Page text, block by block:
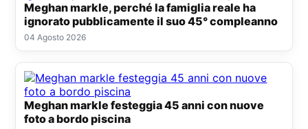
Meghan markle, perché la famiglia reale ha
ignorato pubblicamente il suo 45° compleanno
04 Agosto 2026
Meghan markle festeggia 45 anni con nuove
foto a bordo piscina